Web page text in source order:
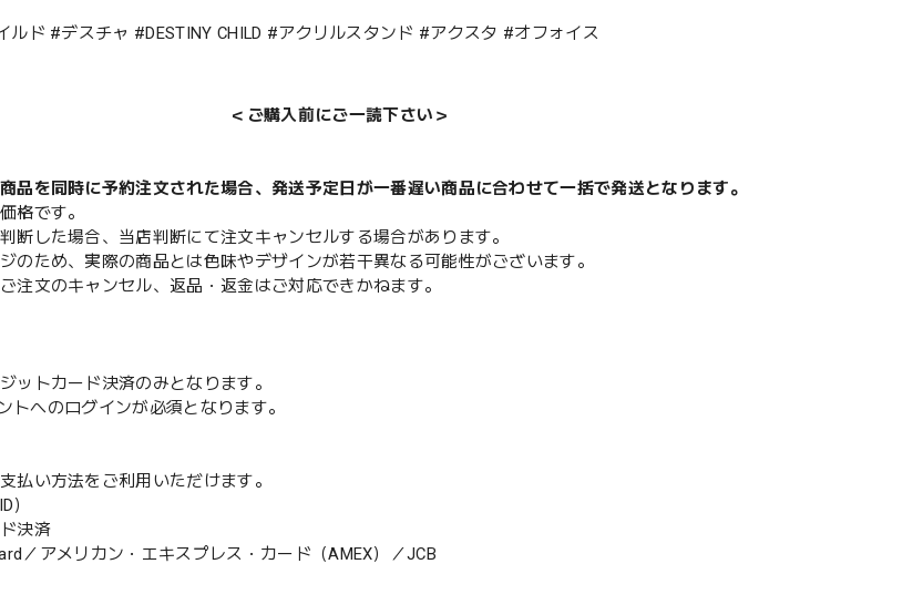
ルド #デスチャ #DESTINY CHILD #アクリルスタンド #アクスタ #オフォイス
＜ご購入前にご一読下さい＞
品を同時に予約注文された場合、発送予定日が一番遅い商品に合わせて一括で発送となります。
格です。
断した場合、当店判断にて注文キャンセルする場合があります。
のため、実際の商品とは色味やデザインが若干異なる可能性がございます。
注文のキャンセル、返品・返金はご対応できかねます。
ットカード決済のみとなります。
トへのログインが必須となります。
払い方法をご利用いただけます。
）
決済
アメリカン・エキスプレス・カード（AMEX）／JCB